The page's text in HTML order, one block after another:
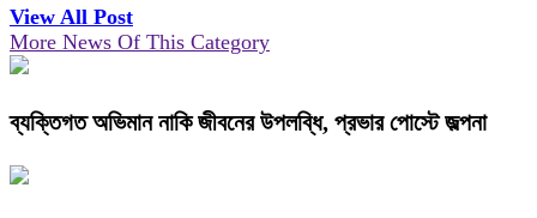
View All Post
More News Of This Category
ব্যক্তিগত অভিমান নাকি জীবনের উপলব্ধি, প্রভার পোস্টে জল্পনা